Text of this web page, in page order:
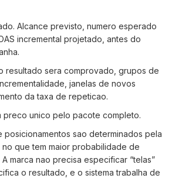
Alcance previsto, numero esperado
incremental projetado, antes do
resultado sera comprovado, grupos de
janelas de novos
da taxa de repeticao.
preco unico pelo pacote completo.
posicionamentos sao determinados pela
que tem maior probabilidade de
marca nao precisa especificar “telas”
o resultado, e o sistema trabalha de